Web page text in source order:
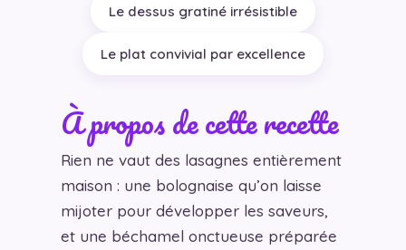
Le dessus gratiné irrésistible
Le plat convivial par excellence
À propos de cette recette
Rien ne vaut des lasagnes entièrement
maison : une bolognaise qu’on laisse
mijoter pour développer les saveurs,
et une béchamel onctueuse préparée